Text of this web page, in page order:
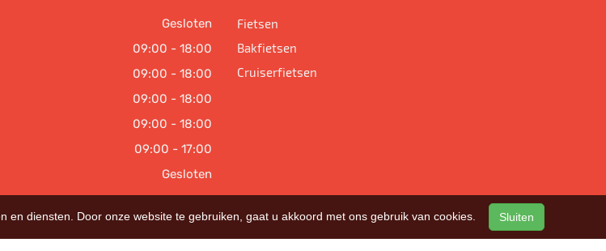
Gesloten
09:00 - 18:00
09:00 - 18:00
09:00 - 18:00
09:00 - 18:00
09:00 - 17:00
Gesloten
Fietsen
Bakfietsen
Cruiserfietsen
en diensten. Door onze website te gebruiken, gaat u akkoord met ons gebruik van cookies. Sluiten